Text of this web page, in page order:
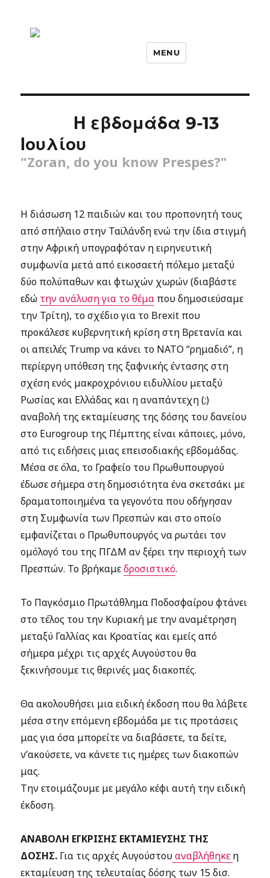
MENU
Η εβδομάδα 9-13
Ιουλίου
"Zoran, do you know Prespes?"
Η διάσωση 12 παιδιών και του προπονητή τους
από σπήλαιο στην Ταϊλάνδη ενώ την ίδια στιγμή
στην Αφρική υπογραφόταν η ειρηνευτική
συμφωνία μετά από εικοσαετή πόλεμο μεταξύ
δύο πολύπαθων και φτωχών χωρών (διαβάστε
εδώ την ανάλυση για το θέμα που δημοσιεύσαμε
την Τρίτη), το σχέδιο για το Brexit που
προκάλεσε κυβερνητική κρίση στη Βρετανία και
οι απειλές Trump να κάνει το ΝΑΤΟ “ρημαδιό”, η
περίεργη υπόθεση της ξαφνικής έντασης στη
σχέση ενός μακροχρόνιου ειδυλλίου μεταξύ
Ρωσίας και Ελλάδας και η αναπάντεχη (;)
αναβολή της εκταμίευσης της δόσης του δανείου
στο Eurogroup της Πέμπτης είναι κάποιες, μόνο,
από τις ειδήσεις μιας επεισοδιακής εβδομάδας.
Μέσα σε όλα, το Γραφείο του Πρωθυπουργού
έδωσε σήμερα στη δημοσιότητα ένα σκετσάκι με
δραματοποιημένα τα γεγονότα που οδήγησαν
στη Συμφωνία των Πρεσπών και στο οποίο
εμφανίζεται ο Πρωθυπουργός να ρωτάει τον
ομόλογό του της ΠΓΔΜ αν ξέρει την περιοχή των
Πρεσπών. Το βρήκαμεδροσιστικό.
Το Παγκόσμιο Πρωτάθλημα Ποδοσφαίρου φτάνει
στο τέλος του την Κυριακή με την αναμέτρηση
μεταξύ Γαλλίας και Κροατίας και εμείς από
σήμερα μέχρι τις αρχές Αυγούστου θα
ξεκινήσουμε τις θερινές μας διακοπές.
Θα ακολουθήσει μια ειδική έκδοση που θα λάβετε
μέσα στην επόμενη εβδομάδα με τις προτάσεις
μας για όσα μπορείτε να διαβάσετε, τα δείτε,
ν’ακούσετε, να κάνετε τις ημέρες των διακοπών
μας.
Την ετοιμάζουμε με μεγάλο κέφι αυτή την ειδική
έκδοση.
ΑΝΑΒΟΛΗ ΕΓΚΡΙΣΗΣ ΕΚΤΑΜΙΕΥΣΗΣ ΤΗΣ
ΔΟΣΗΣ. Για τις αρχές Αυγούστου αναβλήθηκε η
εκταμίευση της τελευταίας δόσης των 15 δισ.